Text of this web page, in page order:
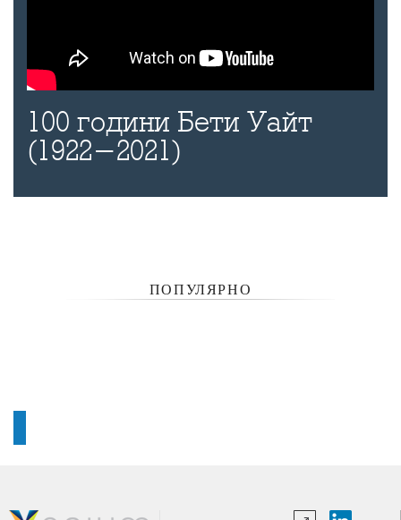
100 години Бети Уайт
(1922-2021)
ПОПУЛЯРНО